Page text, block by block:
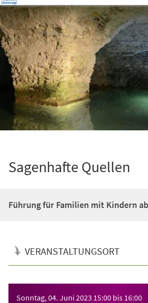
Sagenhafte Quellen
Führung für Familien mit Kindern
VERANSTALTUNGSORT
Sonntag, 04. Juni 2023 15:00 bis 16:00